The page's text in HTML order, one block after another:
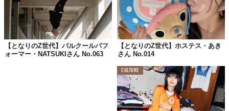
子どものときの夢は？
なかった
影響を受けた人は？
mina pelhonenデザイナーの皆川明さん、
ポールスミス、
村上隆
【となりのZ世代】パルクールパフ
ォーマー・NATSUKIさん No.063
【となりのZ世代】ホステス・あき
さん No.014
CULTURE